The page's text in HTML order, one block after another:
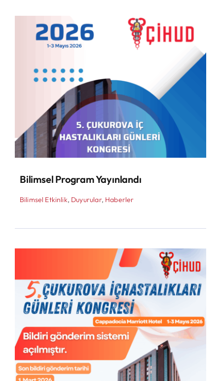
Bilimsel Program Yayınlandı
Bilimsel Etkinlik, Duyurular, Haberler